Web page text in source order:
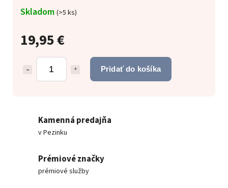
19,95 €
Pridať do košíka
Skladom (>5 ks)
Kamenná predajňa
v Pezinku
Prémiové značky
prémiové služby